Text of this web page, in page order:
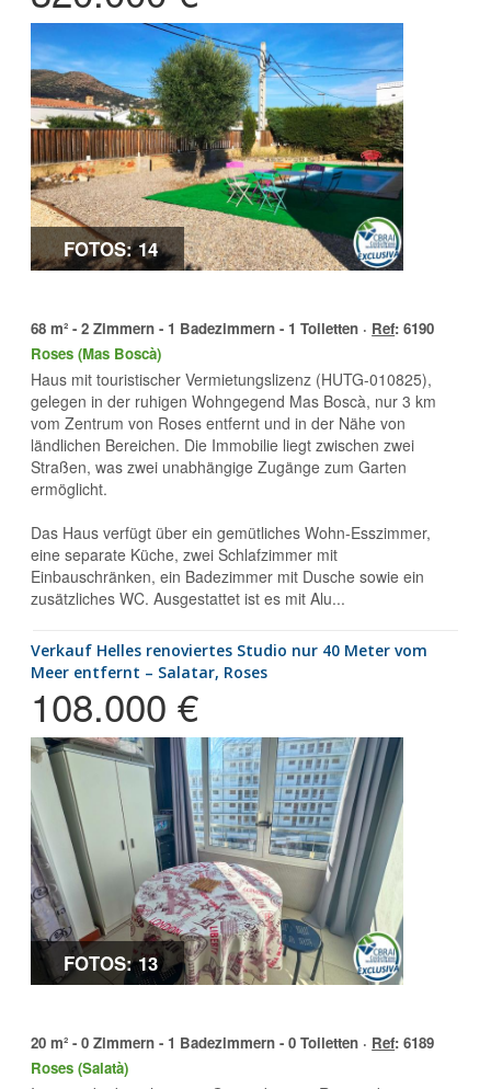
FOTOS: 14
68 m² - 2 Zimmern - 1 Badezimmern - 1 Toiletten · Ref: 6190
Roses (Mas Boscà)
Haus mit touristischer Vermietungslizenz (HUTG-010825),
gelegen in der ruhigen Wohngegend Mas Boscà, nur 3 km
vom Zentrum von Roses entfernt und in der Nähe von
ländlichen Bereichen. Die Immobilie liegt zwischen zwei
Straßen, was zwei unabhängige Zugänge zum Garten
ermöglicht.
Das Haus verfügt über ein gemütliches Wohn-Esszimmer,
eine separate Küche, zwei Schlafzimmer mit
Einbauschränken, ein Badezimmer mit Dusche sowie ein
zusätzliches WC. Ausgestattet ist es mit Alu...
Verkauf Helles renoviertes Studio nur 40 Meter vom
Meer entfernt – Salatar, Roses
108.000 €
FOTOS: 13
20 m² - 0 Zimmern - 1 Badezimmern - 0 Toiletten · Ref: 6189
Roses (Salatà)